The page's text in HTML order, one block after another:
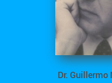
Dr. Guillermo